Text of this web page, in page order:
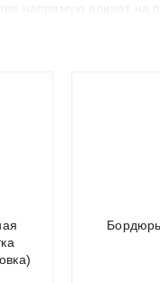
напрямую влияет на
плитка